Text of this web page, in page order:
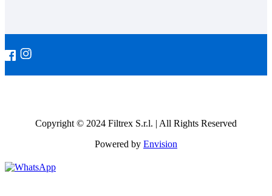
Copyright © 2024 Filtrex S.r.l. | All Rights Reserved
Powered by Envision